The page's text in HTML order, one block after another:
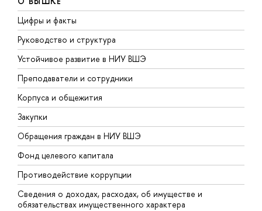
Цифры и факты
Руководство и структура
Устойчивое развитие в НИУ ВШЭ
Преподаватели и сотрудники
Корпуса и общежития
Закупки
Обращения граждан в НИУ ВШЭ
Фонд целевого капитала
Противодействие коррупции
Сведения о доходах, расходах, об имуществе и
обязательствах имущественного характера